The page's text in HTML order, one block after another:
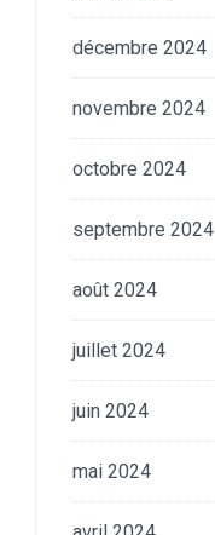
décembre 2024
novembre 2024
octobre 2024
septembre 2024
août 2024
juillet 2024
juin 2024
mai 2024